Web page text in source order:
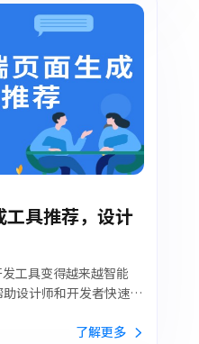
具推荐，设计
工具变得越来越智能
设计师和开发者快速生
包括墨刀AI、
工具不仅能自动生成页
了解更多